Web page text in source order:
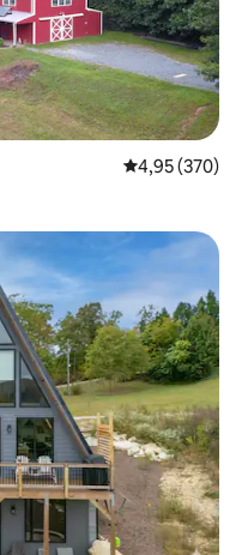
Средна
4,95 (370)